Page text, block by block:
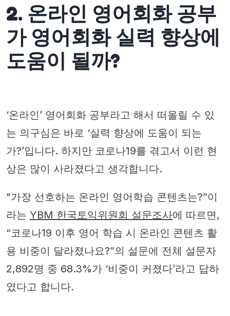
2. 온라인 영어회화 공부
가 영어회화 실력 향상에
도움이 될까?
‘온라인’ 영어회화 공부라고 해서 떠올릴 수 있
는 의구심은 바로 ‘실력 향상에 도움이 되는
가?’입니다. 하지만 코로나19를 겪고서 이런 현
상은 많이 사라졌다고 생각합니다.
"가장 선호하는 온라인 영어학습 콘텐츠는?”이
라는 YBM 한국토익위원회 설문조사에 따르면,
“코로나19 이후 영어 학습 시 온라인 콘텐츠 활
용 비중이 달라졌나요?”의 설문에 전체 설문자
2,892명 중 68.3%가 ‘비중이 커졌다’라고 답하
였다고 합니다.